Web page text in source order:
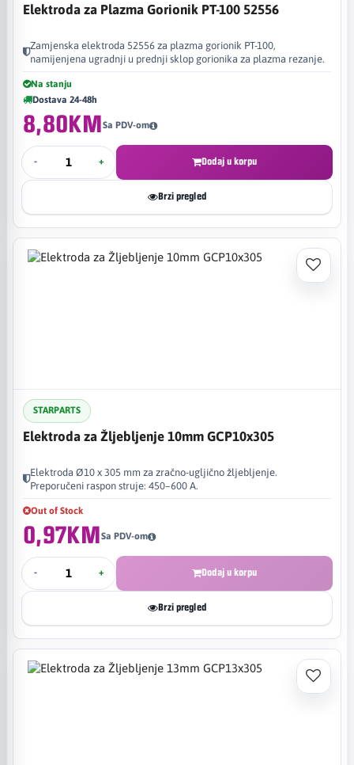
Elektroda za Plazma Gorionik PT-100 52556
Zamjenska elektroda 52556 za plazma gorionik PT-100,
namijenjena ugradnji u prednji sklop gorionika za plazma rezanje.
Na stanju
Dostava 24-48h
8,80KMSa PDV-om
- + Dodaj u korpu
Brzi pregled
STARPARTS
Elektroda za Žljebljenje 10mm GCP10x305
Elektroda Ø10 x 305 mm za zračno-ugljično žljebljenje.
Preporučeni raspon struje: 450–600 A.
Out of Stock
0,97KMSa PDV-om
- + Dodaj u korpu
Brzi pregled